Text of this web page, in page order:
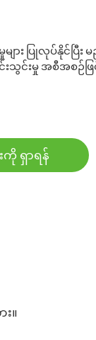
မှုများ ပြုလုပ်နို
င်းမှု အစီအစဉ်ဖ
ကို ရှာရန်
။